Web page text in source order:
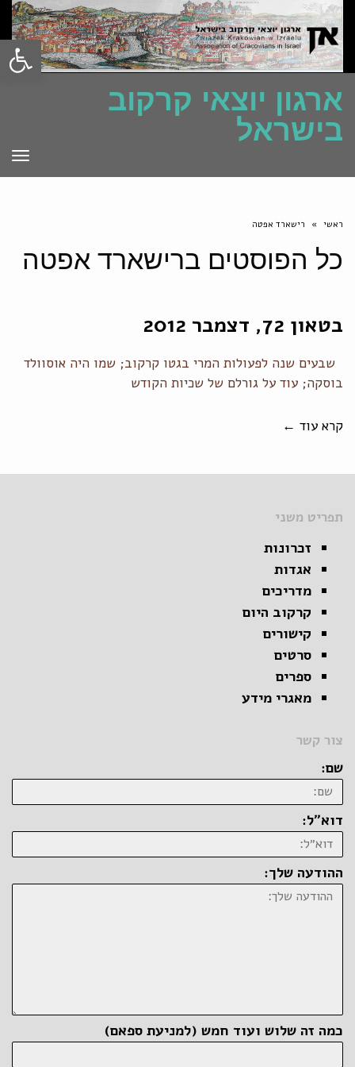
פתח
ארגון יוצאי קרקוב
בישראל
ראשי » רישארד אפטה
כל הפוסטים ברישארד אפטה
בטאון 72, דצמבר 2012
שבעים שנה לפעולות המרי בגטו קרקוב; שמו היה אוסוולד
בוסקה; עוד על גורלם של שכיות הקודש
קרא עוד ←
תפריט משני
זכרונות
אגדות
מדריכים
קרקוב היום
קישורים
סרטים
ספרים
מאגרי מידע
צור קשר
שם:
דוא״ל:
ההודעה שלך:
כמה זה שלוש ועוד חמש (למניעת ספאם)